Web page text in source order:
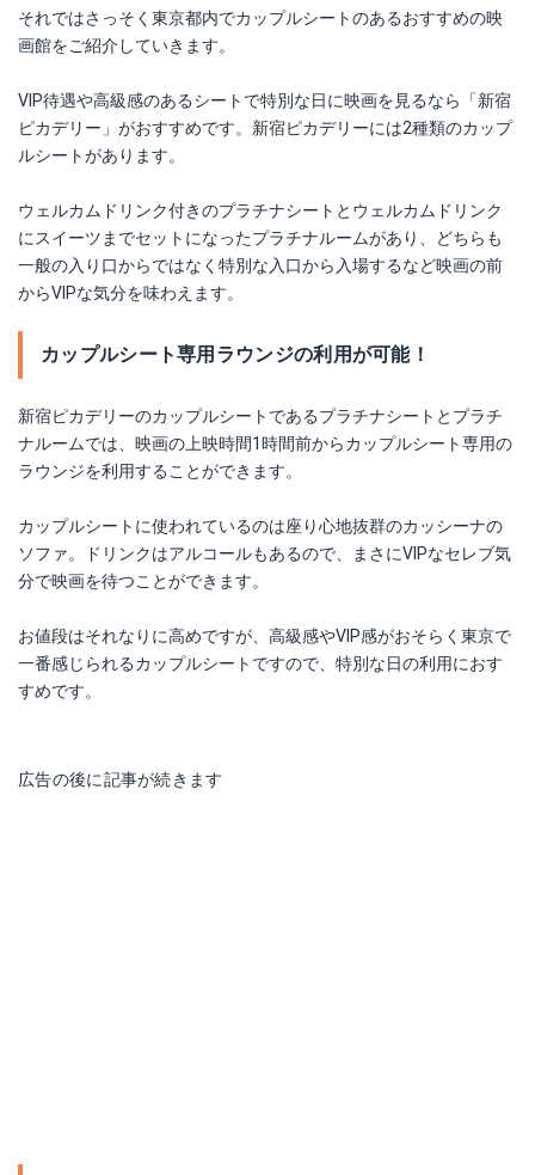
それではさっそく東京都内でカップルシートのあるおすすめの映
画館をご紹介していきます。
VIP待遇や高級感のあるシートで特別な日に映画を見るなら「新宿
ピカデリー」がおすすめです。新宿ピカデリーには2種類のカップ
ルシートがあります。
ウェルカムドリンク付きのプラチナシートとウェルカムドリンク
にスイーツまでセットになったプラチナルームがあり、どちらも
一般の入り口からではなく特別な入口から入場するなど映画の前
からVIPな気分を味わえます。
カップルシート専用ラウンジの利用が可能！
新宿ピカデリーのカップルシートであるプラチナシートとプラチ
ナルームでは、映画の上映時間1時間前からカップルシート専用の
ラウンジを利用することができます。
カップルシートに使われているのは座り心地抜群のカッシーナの
ソファ。ドリンクはアルコールもあるので、まさにVIPなセレブ気
分で映画を待つことができます。
お値段はそれなりに高めですが、高級感やVIP感がおそらく東京で
一番感じられるカップルシートですので、特別な日の利用におす
すめです。
広告の後に記事が続きます